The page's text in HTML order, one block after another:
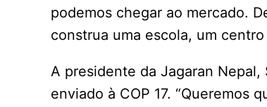
podemos chegar ao mercado.
construa uma escola, um
A presidente da Jagaran
enviado à COP 17. “Queremos